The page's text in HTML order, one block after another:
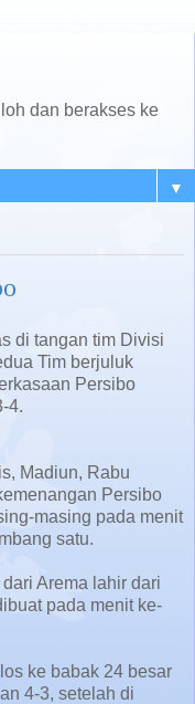
dan berakses ke
▼
di tangan tim Divisi
Tim berjuluk
Persibo
4.
Madiun, Rabu
Persibo
masing pada menit
satu.
Arema lahir dari
pada menit ke-
ke babak 24 besar
4-3, setelah di